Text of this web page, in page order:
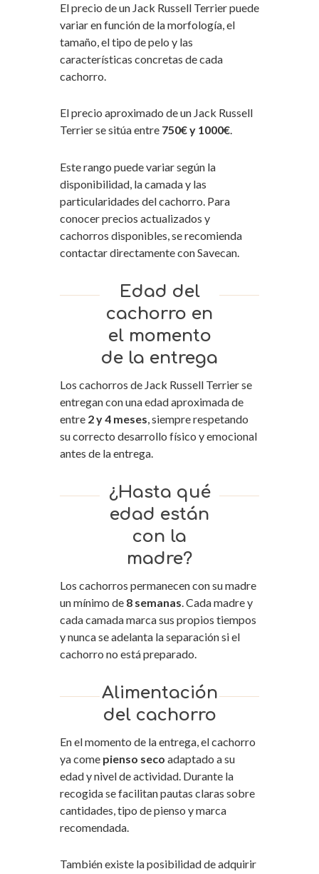
El precio de un Jack Russell Terrier puede
variar en función de la morfología, el
tamaño, el tipo de pelo y las
características concretas de cada
cachorro.
El precio aproximado de un Jack Russell
Terrier se sitúa entre 750€ y 1000€.
Este rango puede variar según la
disponibilidad, la camada y las
particularidades del cachorro. Para
conocer precios actualizados y
cachorros disponibles, se recomienda
contactar directamente con Savecan.
Edad del
cachorro en
el momento
de la entrega
Los cachorros de Jack Russell Terrier se
entregan con una edad aproximada de
entre 2 y 4 meses , siempre respetando
su correcto desarrollo físico y emocional
antes de la entrega.
¿Hasta qué
edad están
con la
madre?
Los cachorros permanecen con su madre
un mínimo de 8 semanas. Cada madre y
cada camada marca sus propios tiempos
y nunca se adelanta la separación si el
cachorro no está preparado.
Alimentación
del cachorro
En el momento de la entrega, el cachorro
ya come pienso seco adaptado a su
edad y nivel de actividad. Durante la
recogida se facilitan pautas claras sobre
cantidades, tipo de pienso y marca
recomendada.
También existe la posibilidad de adquirir